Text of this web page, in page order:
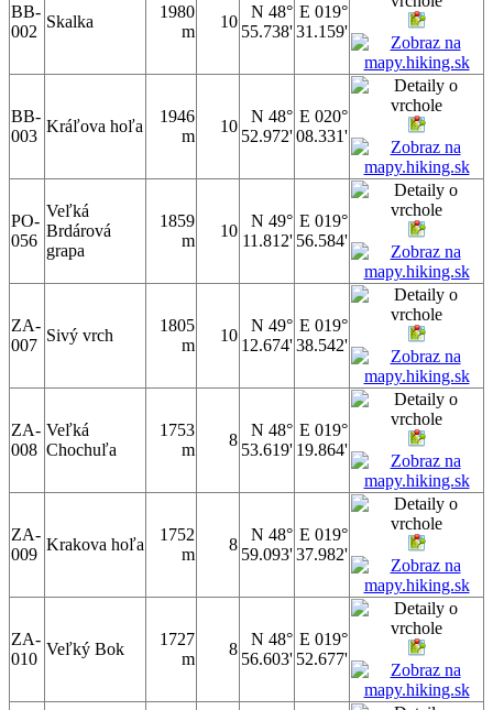
BB-
002
Skalka
1980
m
10
N 48°
55.738'
E 019°
31.159'
BB-
003
Kráľova hoľa
1946
m
10
N 48°
52.972'
E 020°
08.331'
PO-
056
Veľká
Brdárová
grapa
1859
m
10
N 49°
11.812'
E 019°
56.584'
ZA-
007
Sivý vrch
1805
m
10
N 49°
12.674'
E 019°
38.542'
ZA-
008
Veľká
Chochuľa
1753
m
8
N 48°
53.619'
E 019°
19.864'
ZA-
009
Krakova hoľa
1752
m
8
N 48°
59.093'
E 019°
37.982'
ZA-
010
Veľký Bok
1727
m
8
N 48°
56.603'
E 019°
52.677'